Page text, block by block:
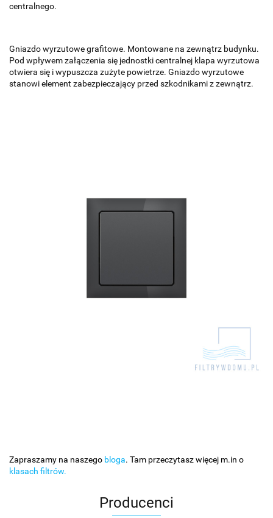
centralnego.
Gniazdo wyrzutowe grafitowe. Montowane na zewnątrz budynku.
Pod wpływem załączenia się jednostki centralnej klapa wyrzutowa
otwiera się i wypuszcza zużyte powietrze. Gniazdo wyrzutowe
stanowi element zabezpieczający przed szkodnikami z zewnątrz.
Zapraszamy na naszego bloga. Tam przeczytasz więcej m.in o
klasach filtrów.
Producenci